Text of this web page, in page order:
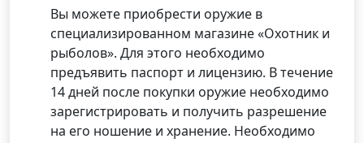
Вы можете приобрести оружие в
специализированном магазине «Охотник и
рыболов». Для этого необходимо
предъявить паспорт и лицензию. В течение
14 дней после покупки оружие необходимо
зарегистрировать и получить разрешение
на его ношение и хранение. Необходимо